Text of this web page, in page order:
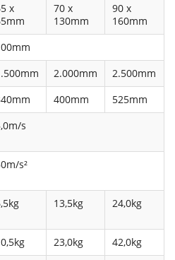
x
70 x
130mm
90 x
160mm
2.000mm
2.500mm
400mm
525mm
s
s²
13,5kg 24,0kg
23,0kg
42,0kg